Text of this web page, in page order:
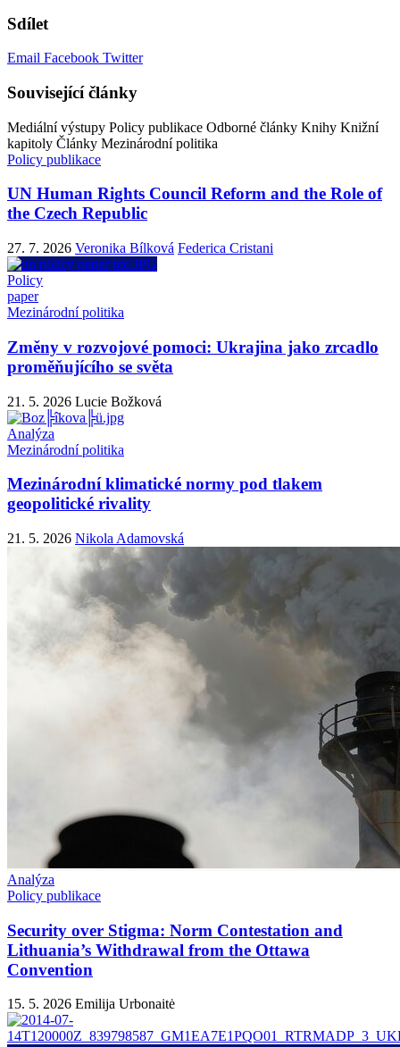
Sdílet
Email Facebook Twitter
Související články
Mediální výstupy Policy publikace Odborné články Knihy Knižní
kapitoly Články Mezinárodní politika
Policy publikace
UN Human Rights Council Reform and the Role of
the Czech Republic
27. 7. 2026 Veronika Bílková Federica Cristani
Policy
paper
Mezinárodní politika
Změny v rozvojové pomoci: Ukrajina jako zrcadlo
proměňujícího se světa
21. 5. 2026 Lucie Božková
Analýza
Mezinárodní politika
Mezinárodní klimatické normy pod tlakem
geopolitické rivality
21. 5. 2026 Nikola Adamovská
Analýza
Policy publikace
Security over Stigma: Norm Contestation and
Lithuania’s Withdrawal from the Ottawa
Convention
15. 5. 2026 Emilija Urbonaitė